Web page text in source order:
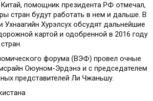
помощник президента РФ отмечал,
стран будут работать в нем и дальше. В
Хурэлсух обсудят дальнейшие
картой и одобренной в 2016 году
форума (ВЭФ) провел очные
Оюуном-Эрдэнэ и с председателем
представителей Ли Чжаньшу.